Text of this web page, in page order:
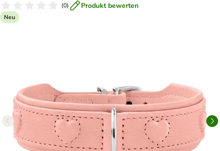
(0) Produkt bewerten
Neu